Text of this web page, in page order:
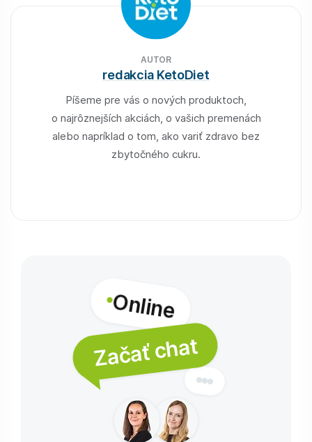
AUTOR
redakcia KetoDiet
Píšeme pre vás o nových produktoch,
o najrôznejších akciách, o vašich premenách
alebo napríklad o tom, ako variť zdravo bez
zbytočného cukru.
Online
Začať chat